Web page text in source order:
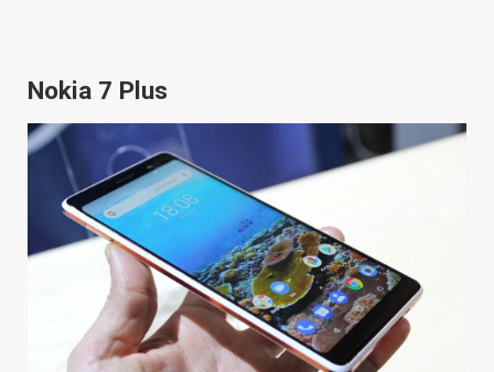
Nokia 7 Plus